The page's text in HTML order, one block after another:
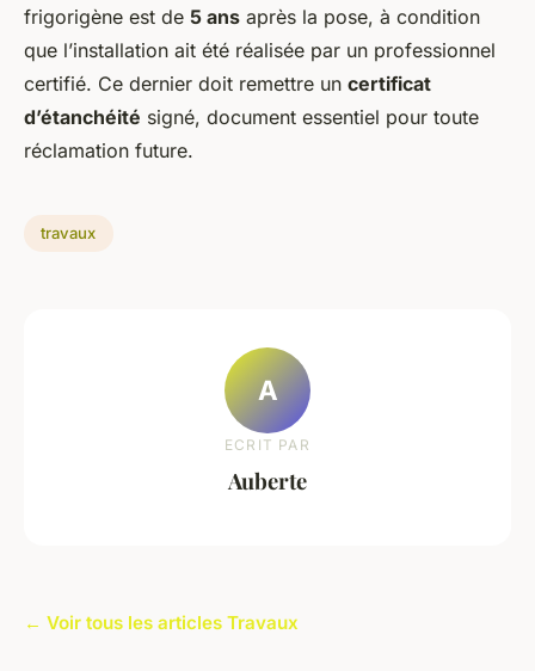
frigorigène est de 5 ans après la pose, à condition
que l’installation ait été réalisée par un professionnel
certifié. Ce dernier doit remettre un certificat
d’étanchéité signé, document essentiel pour toute
réclamation future.
travaux
A
ECRIT PAR
Auberte
← Voir tous les articles Travaux